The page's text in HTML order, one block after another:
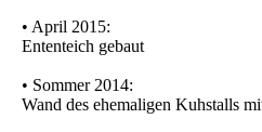
• April 2015:
Ententeich gebaut
• Sommer 2014:
Wand des ehemaligen Kuhstalls